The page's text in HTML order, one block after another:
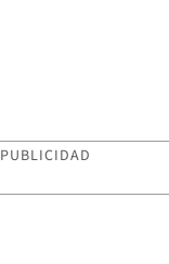
PUBLICIDAD